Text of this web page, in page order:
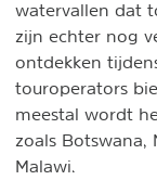
watervallen dat
zijn echter nog
ontdekken
touroperators
meestal wordt
zoals Botswana,
Malawi.